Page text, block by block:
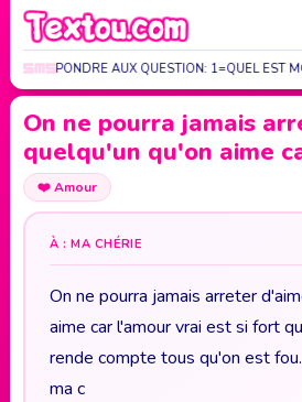
DE RÉPONDRE AUX QUESTION: 1=QUEL EST
On ne pourra jamais
quelqu'un qu'on aime
❤️Amour
À : MA CHÉRIE
On ne pourra jamais arreter
aime car l'amour vrai est si fort
rende compte tous qu'on est
ma c